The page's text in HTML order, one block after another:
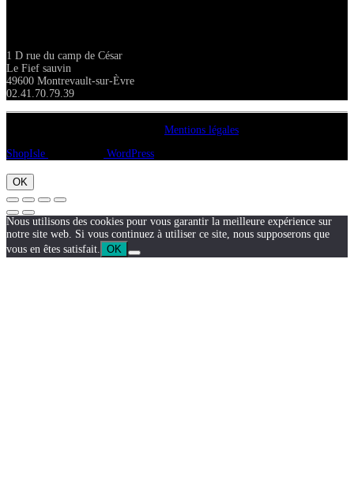
1 D rue du camp de César
Le Fief sauvin
49600 Montrevault-sur-Èvre
02.41.70.79.39
Mentions légales
ShopIsle
WordPress
OK
Nous utilisons des cookies pour vous garantir la meilleure expérience sur
notre site web. Si vous continuez à utiliser ce site, nous supposerons que
vous en êtes satisfait.
OK